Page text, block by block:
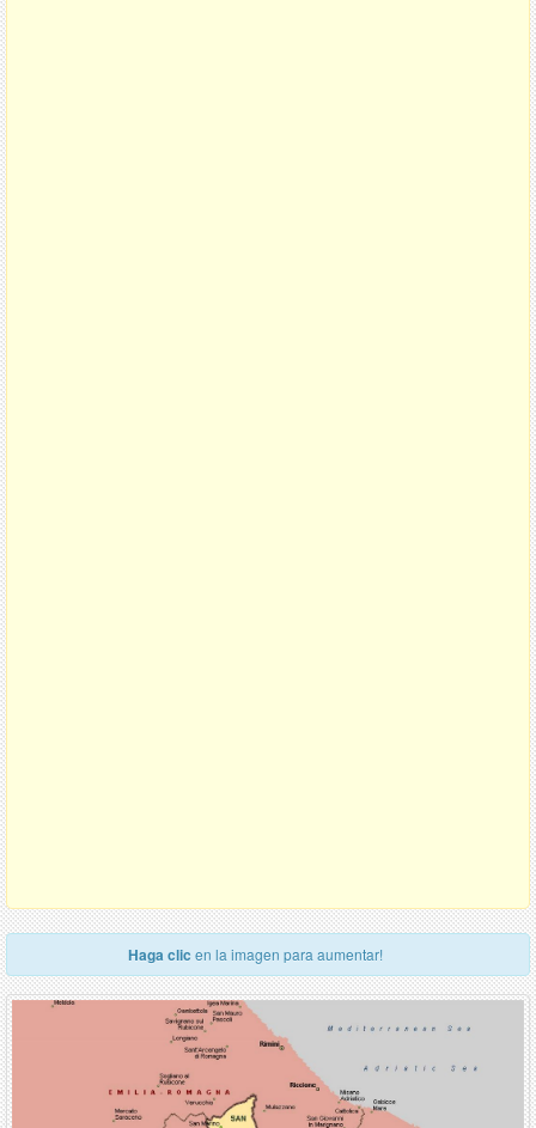
Haga clic en la imagen para aumentar!